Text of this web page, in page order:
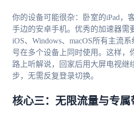
你的设备可能很杂：卧室的iPad，
手边的安卓手机。优秀的加速器需
iOS、Windows、macOS所有主流
号在多个设备上同时使用。这样，
路上听解说，回家后用大屏电视继
步，无需反复登录切换。
核心三：无限流量与专属